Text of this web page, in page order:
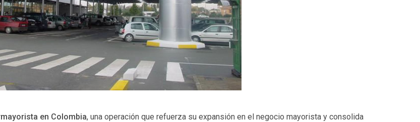
en Colombia, una operación que refuerza su expansión en el negocio mayorista y consolida